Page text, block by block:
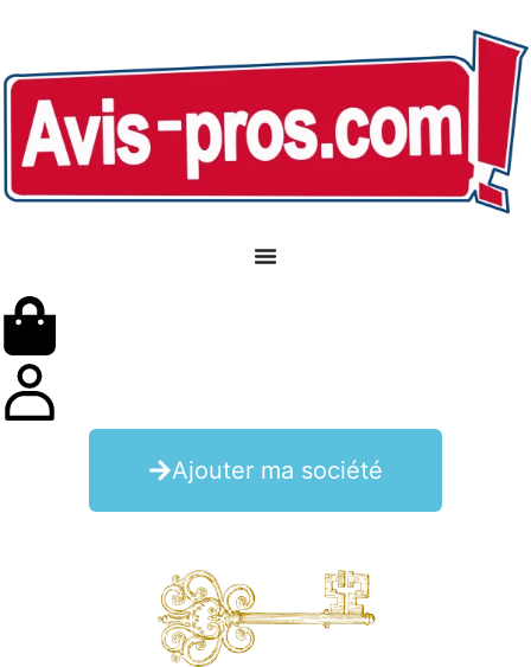
Ajouter ma société